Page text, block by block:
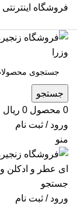
فروشگاه
جستجو
0 محصول 0 ریال
ورود / ثبت نام
منو
جستجو
ورود / ثبت نام